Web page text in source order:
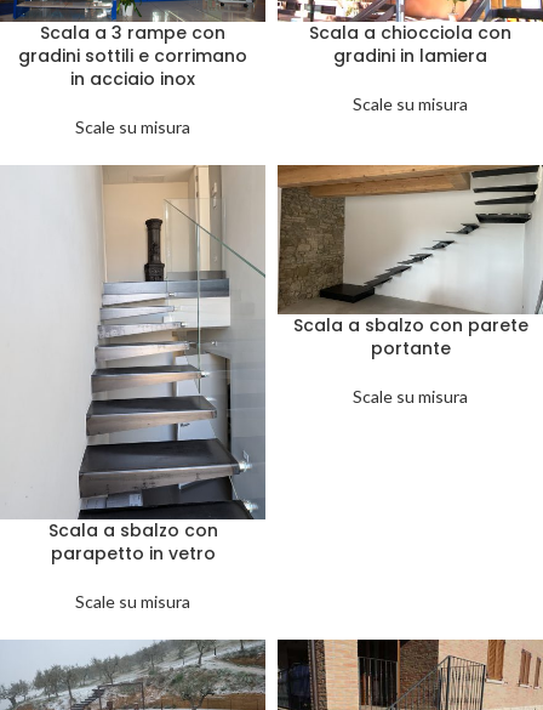
Scala a 3 rampe con
gradini sottili e corrimano
in acciaio inox
Scale su misura
Scala a chiocciola con
gradini in lamiera
Scale su misura
Scala a sbalzo con
parapetto in vetro
Scale su misura
Scala a sbalzo con parete
portante
Scale su misura